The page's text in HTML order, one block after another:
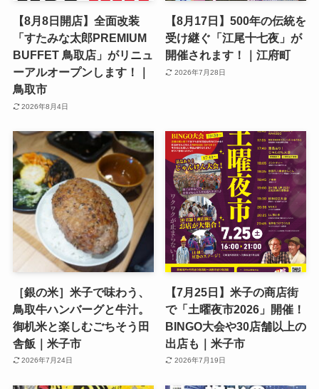
【8月8日開店】全面改装
「すたみな太郎PREMIUM
BUFFET 鳥取店」がリニュ
ーアルオープンします！｜
鳥取市
2026年8月4日
【8月17日】500年の伝統を
受け継ぐ「江尾十七夜」が
開催されます！｜江府町
2026年7月28日
［銀の米］米子で味わう、
鳥取牛ハンバーグと牛汁。
御机米と楽しむごちそう田
舎飯｜米子市
2026年7月24日
【7月25日】米子の商店街
で「土曜夜市2026」開催！
BINGO大会や30店舗以上の
出店も｜米子市
2026年7月19日